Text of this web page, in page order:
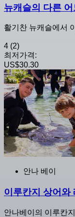
뉴캐슬의 다른
활기찬 뉴캐슬에서
4 (2)
최저가격:
US$30.30
안나 베이
이루칸지 상어와
안나베이의 이루칸